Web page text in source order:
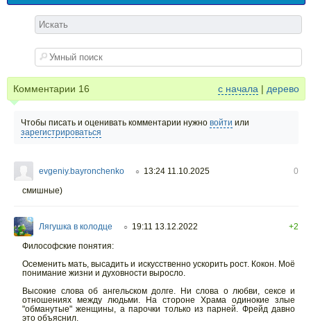
Комментарии 16 с начала | дерево
Чтобы писать и оценивать комментарии нужно войти или
зарегистрироваться
evgeniy.bayronchenko ○ 13:24 11.10.2025
0
смишные)
Лягушка в колодце ○ 19:11 13.12.2022
+2
Философские понятия:
Осеменить мать, высадить и искусственно ускорить рост. Кокон. Моё
понимание жизни и духовности выросло.
Высокие слова об ангельском долге. Ни слова о любви, сексе и
отношениях между людьми. На стороне Храма одинокие злые
"обманутые" женщины, а парочки только из парней. Фрейд давно
это объяснил.